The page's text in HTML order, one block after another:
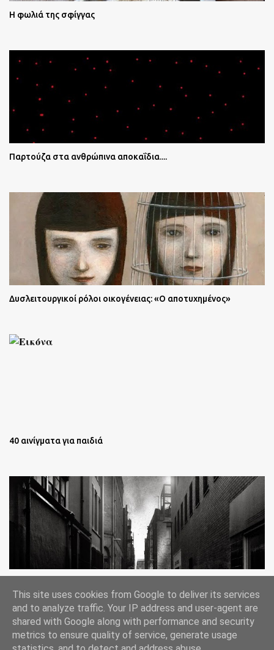
Η φωλιά της σφίγγας
Παρτούζα στα ανθρώπινα αποκαΐδια....
Δυσλειτουργικοί ρόλοι οικογένειας: «Ο αποτυχημένος»
40 αινίγματα για παιδιά
Lee Jeffries
This site uses cookies from Google to deliver its services
and to analyze traffic. Your IP address and user-agent are
shared with Google along with performance and security
metrics to ensure quality of service, generate usage